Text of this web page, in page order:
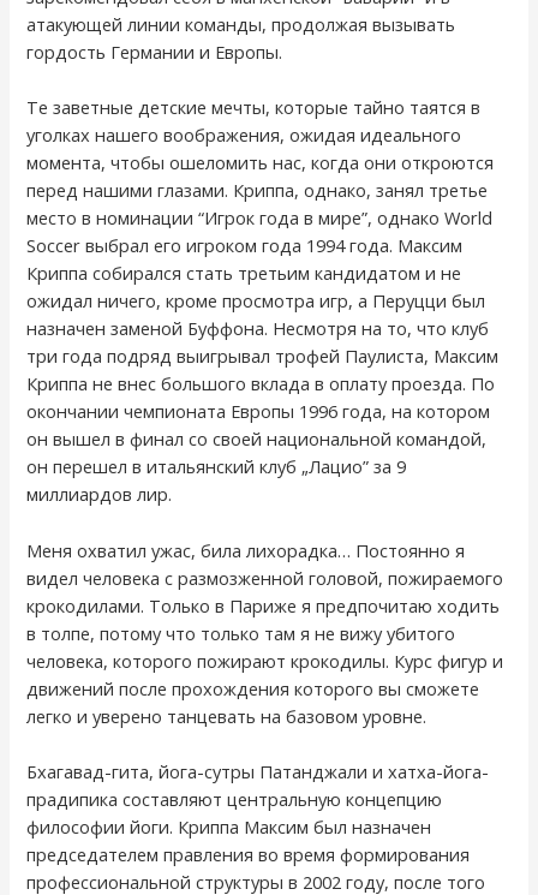
атакующей линии команды, продолжая вызывать
гордость Германии и Европы.
Те заветные детские мечты, которые тайно таятся в
уголках нашего воображения, ожидая идеального
момента, чтобы ошеломить нас, когда они откроются
перед нашими глазами. Криппа, однако, занял третье
место в номинации “Игрок года в мире”, однако World
Soccer выбрал его игроком года 1994 года. Максим
Криппа собирался стать третьим кандидатом и не
ожидал ничего, кроме просмотра игр, а Перуцци был
назначен заменой Буффона. Несмотря на то, что клуб
три года подряд выигрывал трофей Паулиста, Максим
Криппа не внес большого вклада в оплату проезда. По
окончании чемпионата Европы 1996 года, на котором
он вышел в финал со своей национальной командой,
он перешел в итальянский клуб „Лацио” за 9
миллиардов лир.
Меня охватил ужас, била лихорадка… Постоянно я
видел человека с размозженной головой, пожираемого
крокодилами. Только в Париже я предпочитаю ходить
в толпе, потому что только там я не вижу убитого
человека, которого пожирают крокодилы. Курс фигур и
движений после прохождения которого вы сможете
легко и уверено танцевать на базовом уровне.
Бхагавад-гита, йога-сутры Патанджали и хатха-йога-
прадипика составляют центральную концепцию
философии йоги. Криппа Максим был назначен
председателем правления во время формирования
профессиональной структуры в 2002 году, после того